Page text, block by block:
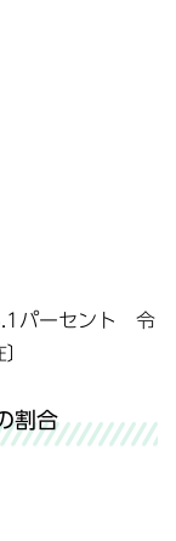
パーセント 令
割合